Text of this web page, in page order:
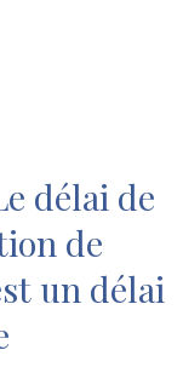
délai de
de
un délai